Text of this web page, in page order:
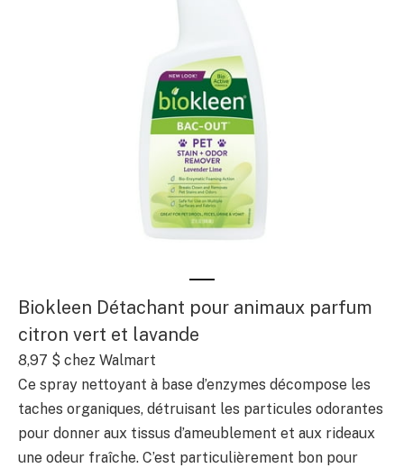
Biokleen Détachant pour animaux parfum
citron vert et lavande
8,97 $ chez Walmart
Ce spray nettoyant à base d’enzymes décompose les
taches organiques, détruisant les particules odorantes
pour donner aux tissus d’ameublement et aux rideaux
une odeur fraîche. C’est particulièrement bon pour